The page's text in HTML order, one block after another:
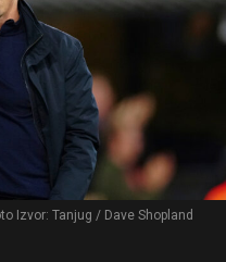
Izvor: Tanjug / Dave Shopland